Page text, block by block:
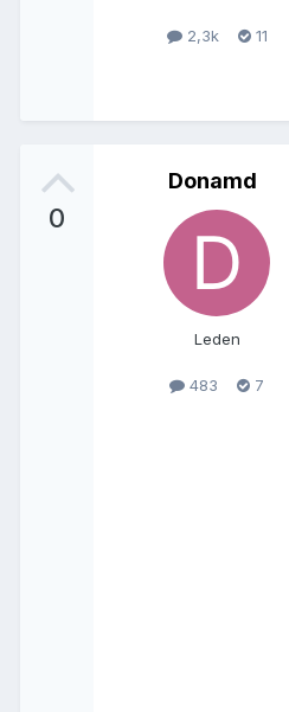
2,3k 11
0
Donamd
Leden
483 7